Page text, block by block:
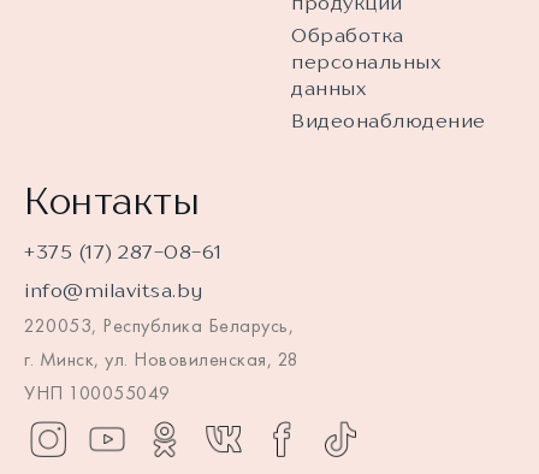
Обработка
персональных
данных
Видеонаблюдение
Контакты
+375 (17) 287-08-61
info@milavitsa.by
220053, Республика Беларусь,
г. Минск, ул. Нововиленская, 28
УНП 100055049